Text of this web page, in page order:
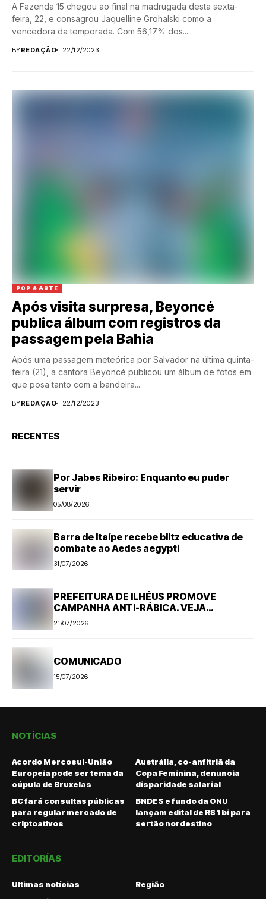
A Fazenda 15 chegou ao final na madrugada desta sexta-
feira, 22, e consagrou Jaquelline Grohalski como a
vencedora da temporada. Com 56,17% dos...
BYREDAÇÃO 22/12/2023
POP & ARTE
Após visita surpresa, Beyoncé
publica álbum com registros da
passagem pela Bahia
Após uma passagem meteórica por Salvador na última quinta-
feira (21), a cantora Beyoncé publicou um álbum de fotos em
que posa tanto com a bandeira...
BYREDAÇÃO 22/12/2023
RECENTES
Por Jabes Ribeiro: Enquanto eu puder
servir
05/08/2026
Barra de Itaípe recebe blitz educativa de
combate ao Aedes aegypti
31/07/2026
PREFEITURA DE ILHÉUS PROMOVE
CAMPANHA ANTI-RÁBICA. VEJA
PROGRAMAÇÃO
21/07/2026
COMUNICADO
15/07/2026
NOTÍCIAS
Acordo Mercosul-União
Europeia pode ser tema da
cúpula de Bruxelas
Austrália, co-anfitriã da
Copa Feminina, denuncia
disparidade salarial
BC fará consultas públicas
para regular mercado de
criptoativos
BNDES e fundo da ONU
lançam edital de R$ 1 bi para
sertão nordestino
EDITORÍAS
Últimas notícias
Região